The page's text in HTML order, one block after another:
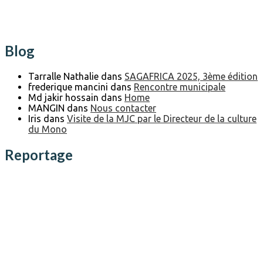
Blog
Tarralle Nathalie dans SAGAFRICA 2025, 3ème édition
frederique mancini dans Rencontre municipale
Md jakir hossain dans Home
MANGIN dans Nous contacter
Iris dans Visite de la MJC par le Directeur de la culture
du Mono
Reportage